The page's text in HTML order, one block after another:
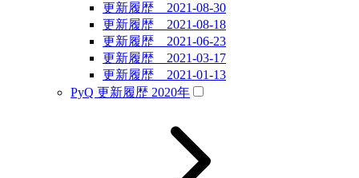
更新履歴 2021-08-30
更新履歴 2021-08-18
更新履歴 2021-06-23
更新履歴 2021-03-17
更新履歴 2021-01-13
PyQ 更新履歴 2020年